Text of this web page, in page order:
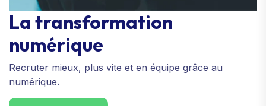
La transformation
numérique
Recruter mieux, plus vite et en équipe grâce au
numérique.